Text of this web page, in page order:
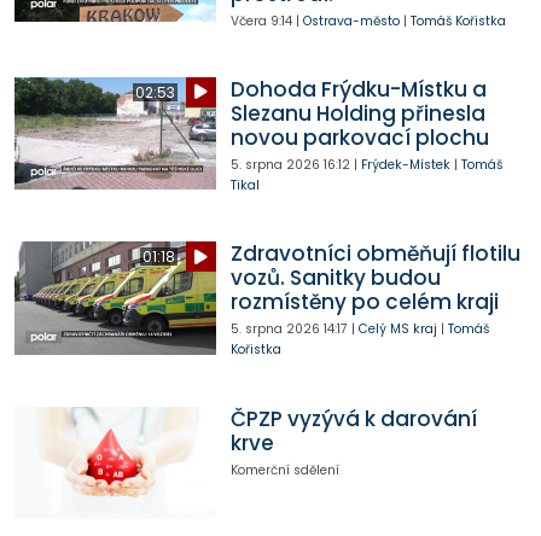
Včera 9:14| Ostrava-město| Tomáš Kořistka
02:53
Dohoda Frýdku-Místku a
Slezanu Holding přinesla
novou parkovací plochu
5. srpna 2026 16:12| Frýdek-Místek| Tomáš
Tikal
01:18
Zdravotníci obměňují flotilu
vozů. Sanitky budou
rozmístěny po celém kraji
5. srpna 2026 14:17 | Celý MS kraj | Tomáš
Kořistka
ČPZP vyzývá k darování
krve
Komerční sdělení